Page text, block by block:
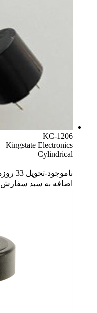
KC-1206
Kingstate Electronics
Cylindrical
ناموجود-تحویل 33 روزه
اضافه به سبد سفارش